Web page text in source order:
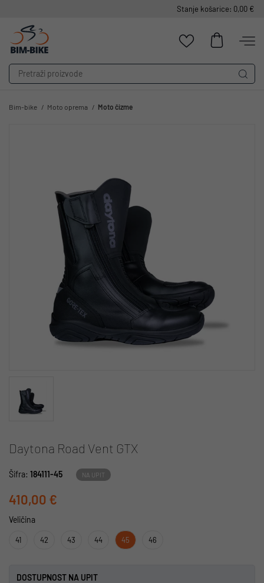
Stanje košarice: 0,00 €
Bim-bike Moto oprema Moto čizme
Daytona Road Vent GTX
Šifra: 184111-45 NA UPIT
410,00 €
Veličina
41 42 43 44 45 46
DOSTUPNOST NA UPIT